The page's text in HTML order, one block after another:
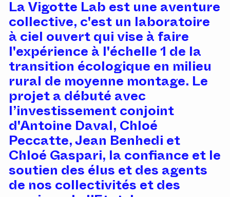
La Vigotte Lab est une aventure
collective, c'est un laboratoire
à ciel ouvert qui vise à faire
l'expérience à l'échelle 1 de la
transition écologique en milieu
rural de moyenne montage. Le
projet a débuté avec
l’investissement conjoint
d'Antoine Daval, Chloé
Peccatte, Jean Benhedi et
Chloé Gaspari, la confiance et le
soutien des élus et des agents
de nos collectivités et des